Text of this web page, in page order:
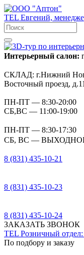
TEL Евгений,
Интерьерный салон:
СКЛАД: г.Нижний
Восточный проезд,
ПН-ПТ — 8:30-20:00
СБ,ВС — 11:00-19:00
ПН-ПТ — 8:30-17:30
СБ, ВС —
8 (831) 435-10-21
8 (831) 435-10-23
8 (831) 435-10-24
ЗАКАЗАТЬ ЗВОНОК
TEL Розничный
По подбору и заказу